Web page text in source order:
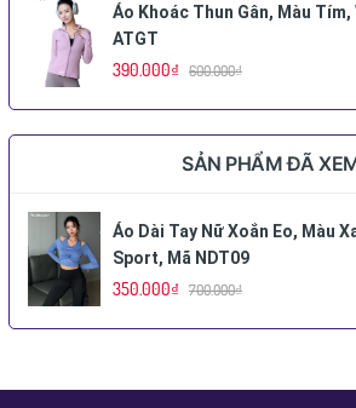
Áo Khoác Thun Gân, Màu
ATGT
390.000₫ 600.000₫
SẢN PHẨM ĐÃ
Áo Dài Tay Nữ Xoắn Eo, Màu
Sport, Mã NDT09
350.000₫ 700.000₫